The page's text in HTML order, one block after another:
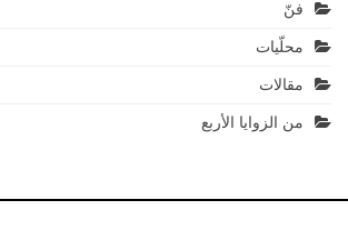
فنّ
محلّيات
مقالات
من الزوايا الأربع